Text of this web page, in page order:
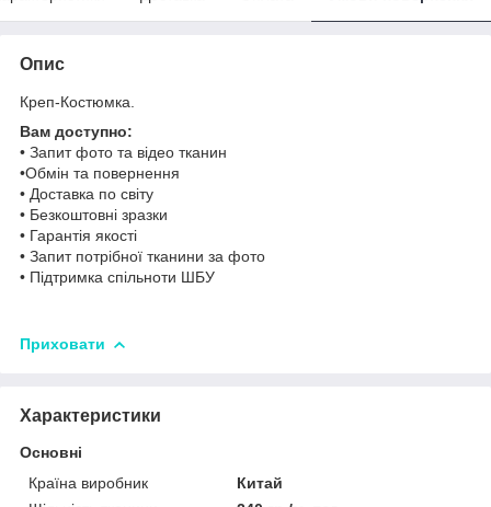
Опис
Креп-Костюмка.
Вам доступно:
• Запит фото та відео тканин
•Обмін та повернення
• Доставка по світу
• Безкоштовні зразки
• Гарантія якості
• Запит потрібної тканини за фото
• Підтримка спільноти ШБУ
Приховати
Характеристики
Основні
Країна виробник
Китай